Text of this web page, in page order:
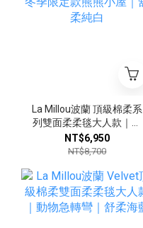
La Millou波蘭 頂級棉柔系
列雙面柔柔毯大人款｜冬
季限定款熊熊小屋｜舒柔
純白
NT$6,950
NT$8,700